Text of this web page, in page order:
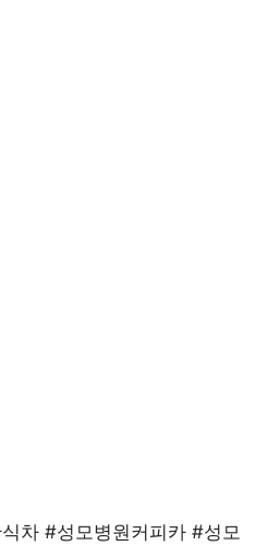
차 #성모병원커피카 #성모